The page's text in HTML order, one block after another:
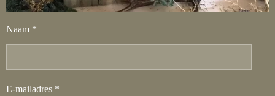
Naam *
E-mailadres *